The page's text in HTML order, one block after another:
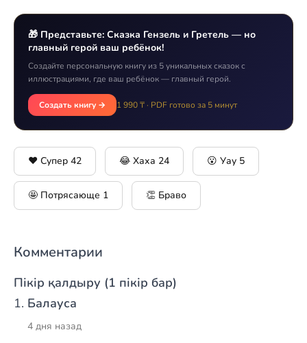
🎁 Представьте: Сказка Гензель и Гретель — но
главный герой ваш ребёнок!
Создайте персональную книгу из 5 уникальных сказок с
иллюстрациями, где ваш ребёнок — главный герой.
Создать книгу → 1 990 ₸ · PDF готово за 5 минут
❤️ Супер 42 😂 Хаха 24 😮 Уау 5
🤩 Потрясающе 1 👏 Браво
Комментарии
Пікір қалдыру (1 пікір бар)
Балауса
4 дня назад